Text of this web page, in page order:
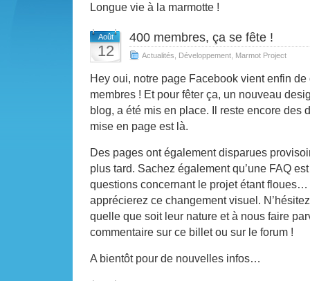
Longue vie à la marmotte !
Août
12
400 membres, ça se fête !
Actualités Développement Marmot Project
Hey oui, notre page Facebook vient enfin
membres ! Et pour fêter ça, un nouveau
blog, a été mis en place. Il reste encore des
mise en page est là.
Des pages ont également disparues
plus tard. Sachez également qu’une FAQ
questions concernant le projet étant
apprécierez ce changement visuel.
quelle que soit leur nature et à nous faire
commentaire sur ce billet ou sur le forum !
A bientôt pour de nouvelles infos…